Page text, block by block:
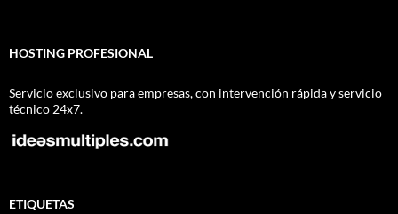
HOSTING PROFESIONAL
Servicio exclusivo para empresas, con intervención rápida y servicio
técnico 24x7.
ETIQUETAS